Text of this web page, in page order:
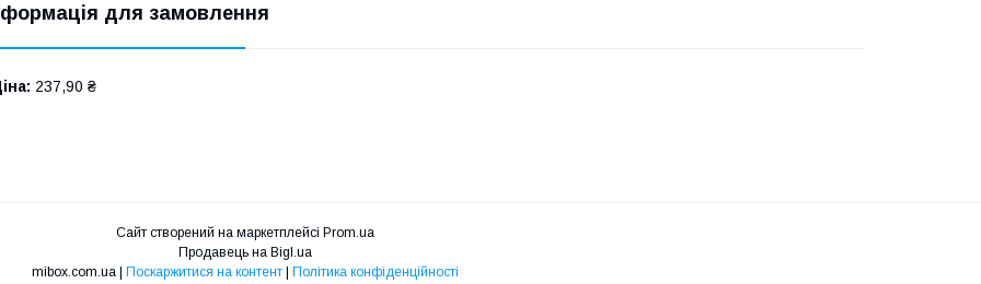
для замовлення
237,90 ₴
Сайт створений на маркетплейсі Prom.ua
Продавець на Bigl.ua
mibox.com.ua | Поскаржитися на контент | Політика конфіденційності